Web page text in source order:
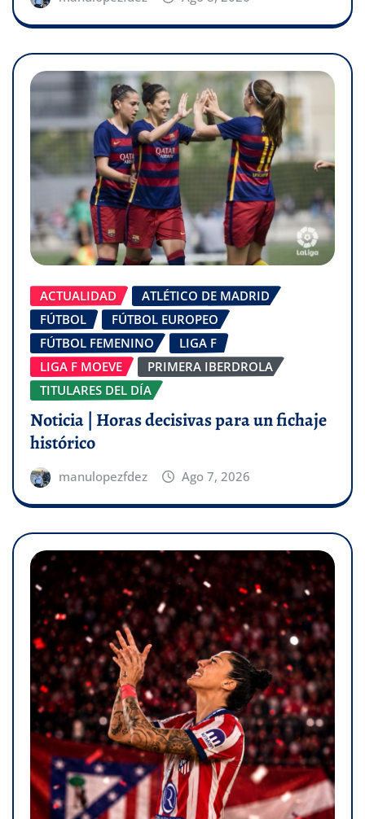
ACTUALIDAD
ATLÉTICO DE MADRID
FÚTBOL
FÚTBOL EUROPEO
FÚTBOL FEMENINO
LIGA F
LIGA F MOEVE
PRIMERA IBERDROLA
TITULARES DEL DÍA
Noticia | Horas decisivas para un fichaje
histórico
manulopezfdez Ago 7, 2026